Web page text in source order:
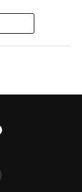
até o
você
, disparou